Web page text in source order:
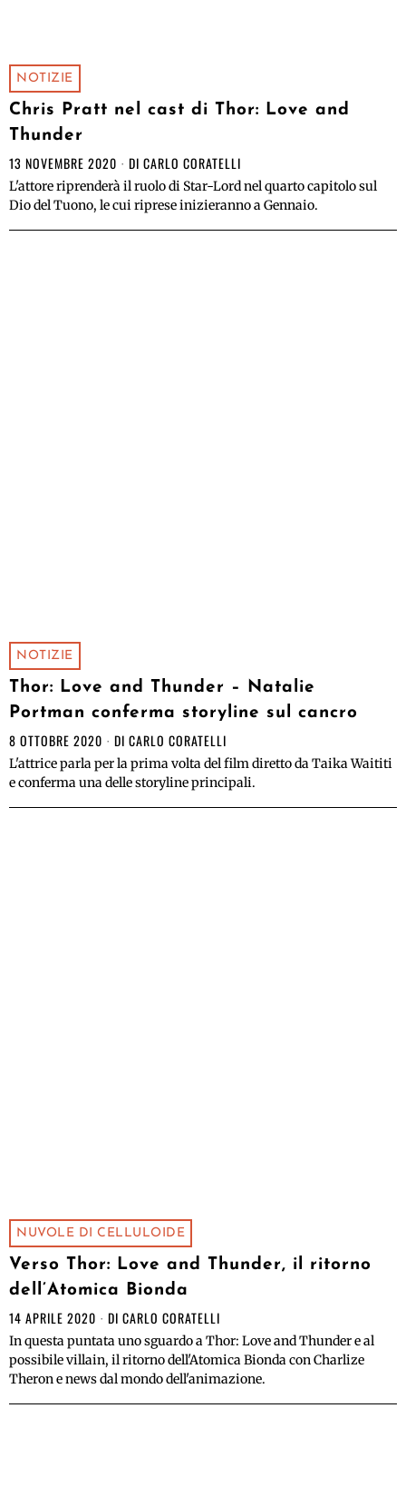
NOTIZIE
Chris Pratt nel cast di Thor: Love and
Thunder
13 NOVEMBRE 2020 DI CARLO CORATELLI
L'attore riprenderà il ruolo di Star-Lord nel quarto capitolo sul
Dio del Tuono, le cui riprese inizieranno a Gennaio.
NOTIZIE
Thor: Love and Thunder – Natalie
Portman conferma storyline sul cancro
8 OTTOBRE 2020 DI CARLO CORATELLI
L'attrice parla per la prima volta del film diretto da Taika Waititi
e conferma una delle storyline principali.
NUVOLE DI CELLULOIDE
Verso Thor: Love and Thunder, il ritorno
dell’Atomica Bionda
14 APRILE 2020 DI CARLO CORATELLI
In questa puntata uno sguardo a Thor: Love and Thunder e al
possibile villain, il ritorno dell'Atomica Bionda con Charlize
Theron e news dal mondo dell'animazione.